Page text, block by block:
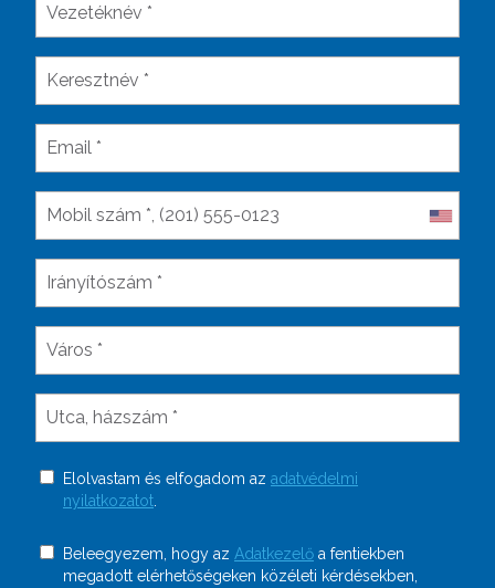
Elolvastam és elfogadom az adatvédelmi
nyilatkozatot
Beleegyezem, hogy az Adatkezelő a fentiekben
megadott elérhetőségeken közéleti kérdésekben,